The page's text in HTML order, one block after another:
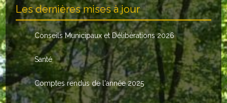
LA MAIRIE
Horaires
Agence postale
Le conseil municipal
Les élus
Les dernières mises à jour
Conseils Municipaux et Délibérations 2026
Santé
Comptes rendus de l'année 2025